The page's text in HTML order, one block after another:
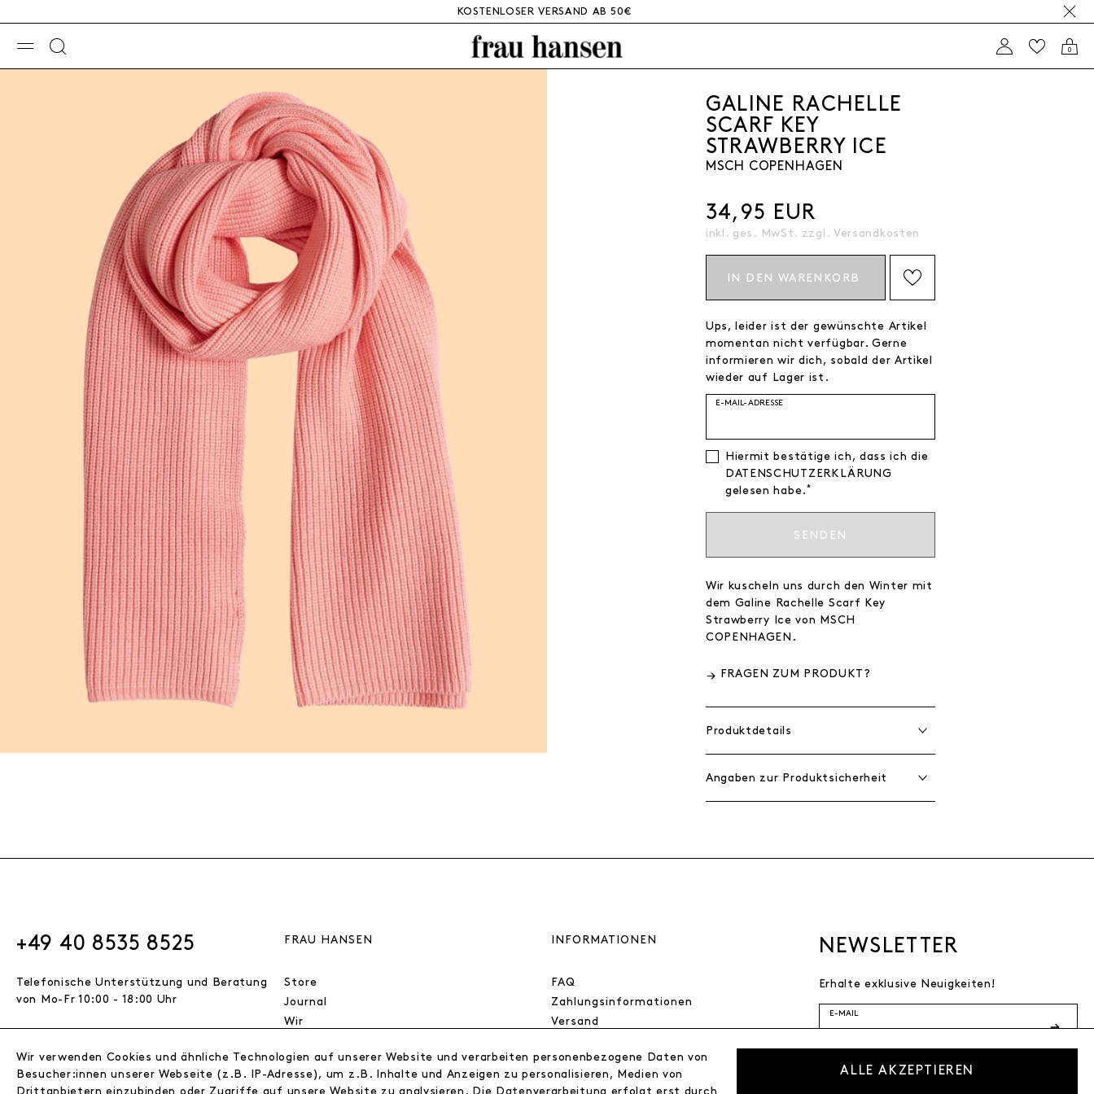
KOSTENLOSER VERSAND AB 50€
0
GALINE RACHELLE
SCARF KEY
STRAWBERRY ICE
MSCH COPENHAGEN
34,95 EUR
inkl. ges. MwSt. zzgl. Versandkosten
IN DEN WARENKORB
Ups, leider ist der gewünschte Artikel
momentan nicht verfügbar. Gerne
informieren wir dich, sobald der Artikel
wieder auf Lager ist.
E-MAIL-ADRESSE
Hiermit bestätige ich, dass ich die
DATEN­SCHUTZ­ERKLÄRUNG
gelesen habe. *
SENDEN
Wir kuscheln uns durch den Winter mit
dem Galine Rachelle Scarf Key
Strawberry Ice von MSCH
COPENHAGEN.
FRAGEN ZUM PRODUKT?
Produktdetails
Angaben zur Produktsicherheit
+49 40 8535 8525
Telefonische Unterstützung und Beratung
von Mo-Fr 10:00 - 18:00 Uhr
VERTRAG WIDERRUFEN
FRAU HANSEN
Store
Journal
Wir
Wholesale
Instagram
INFORMATIONEN
FAQ
Zahlungsinformationen
Versand
Widerrufsrecht
Datenschutz
NEWSLETTER
Erhalte exklusive Neuigkeiten!
E-MAIL
Ich bestätige die
Wir verwenden Cookies und ähnliche Technologien auf unserer Website und verarbeiten personenbezogene Daten von
Besucher:innen unserer Webseite (z.B. IP-Adresse), um z.B. Inhalte und Anzeigen zu personalisieren, Medien von
Drittanbietern einzubinden oder Zugriffe auf unsere Website zu analysieren. Die Datenverarbeitung erfolgt erst durch
ALLE AKZEPTIEREN